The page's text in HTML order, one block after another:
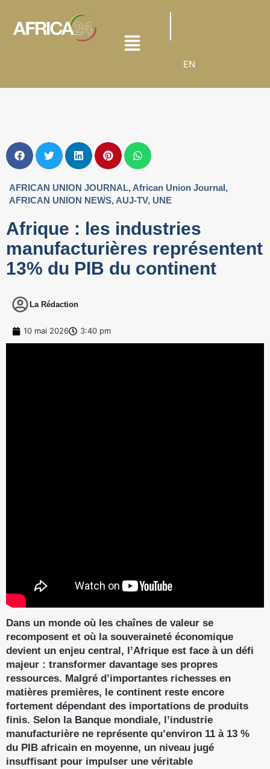
EN
AFRICAN UNION JOURNAL, African Union Journal,
AFRICAN UNION NEWS, AUJ-TV, UNE
Afrique : les industries
manufacturières représentent
13% du PIB du continent
La Rédaction
10 mai 2026 3:40 pm
Dans un monde où les chaînes de valeur se
recomposent et où la souveraineté économique
devient un enjeu central, l’Afrique est face à un défi
majeur : transformer davantage ses propres
ressources. Malgré d’importantes richesses en
matières premières, le continent reste encore
fortement dépendant des importations de produits
finis. Selon la Banque mondiale, l’industrie
manufacturière ne représente qu’environ 11 à 13 %
du PIB africain en moyenne, un niveau jugé
insuffisant pour impulser une véritable